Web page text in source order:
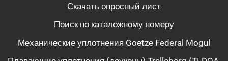
Скачать опросный лист
Поиск по каталожному номеру
Механические уплотнения Goetze Federal Mogul